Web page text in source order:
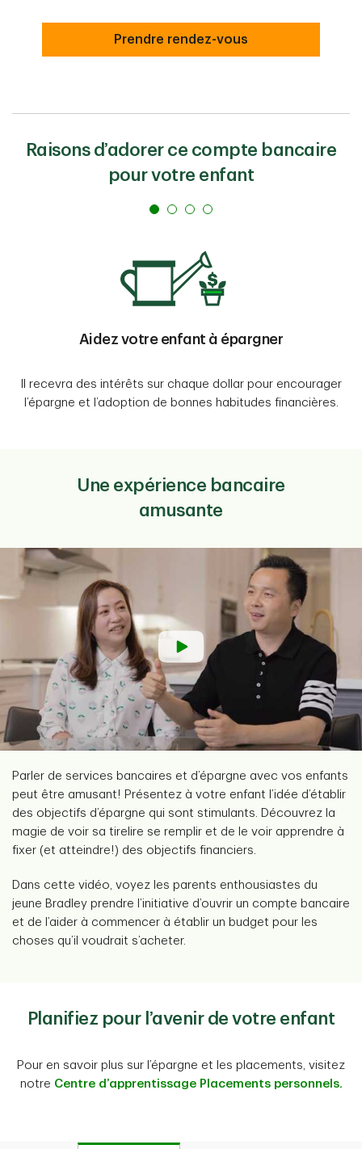
Prendre rendez-vous
Raisons d’adorer ce compte bancaire
pour votre enfant
Aidez votre enfant à épargner
Il recevra des intérêts sur chaque dollar pour encourager
l’épargne et l’adoption de bonnes habitudes financières.
Une expérience bancaire
amusante
Parler de services bancaires et d’épargne avec vos enfants
peut être amusant! Présentez à votre enfant l’idée d’établir
des objectifs d’épargne qui sont stimulants. Découvrez la
magie de voir sa tirelire se remplir et de le voir apprendre à
fixer (et atteindre!) des objectifs financiers.
Dans cette vidéo, voyez les parents enthousiastes du
jeune Bradley prendre l’initiative d’ouvrir un compte bancaire
et de l’aider à commencer à établir un budget pour les
choses qu’il voudrait s’acheter.
Planifiez pour l’avenir de votre enfant
Pour en savoir plus sur l’épargne et les placements, visitez
notre Centre d’apprentissage Placements personnels.